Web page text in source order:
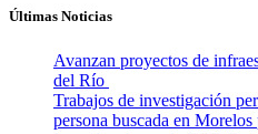
Últimas Noticias
Avanzan proyectos de
del Río
Trabajos de investigación
persona buscada en